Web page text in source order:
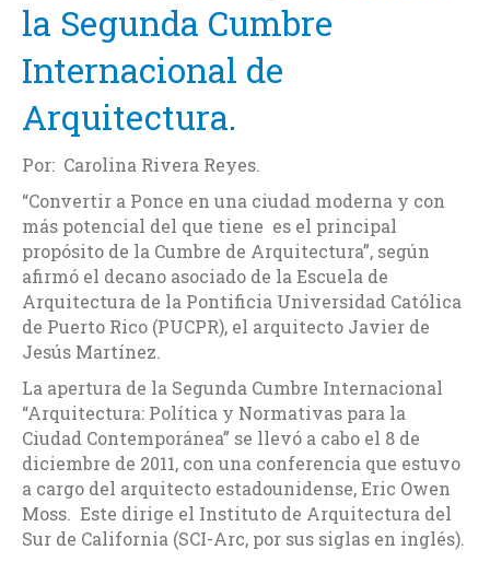
la Segunda Cumbre
Internacional de
Arquitectura.
Por: Carolina Rivera Reyes.
“Convertir a Ponce en una ciudad moderna y con
más potencial del que tiene es el principal
propósito de la Cumbre de Arquitectura”, según
afirmó el decano asociado de la Escuela de
Arquitectura de la Pontificia Universidad Católica
de Puerto Rico (PUCPR), el arquitecto Javier de
Jesús Martínez.
La apertura de la Segunda Cumbre Internacional
“Arquitectura: Política y Normativas para la
Ciudad Contemporánea” se llevó a cabo el 8 de
diciembre de 2011, con una conferencia que estuvo
a cargo del arquitecto estadounidense, Eric Owen
Moss. Este dirige el Instituto de Arquitectura del
Sur de California (SCI-Arc, por sus siglas en inglés).